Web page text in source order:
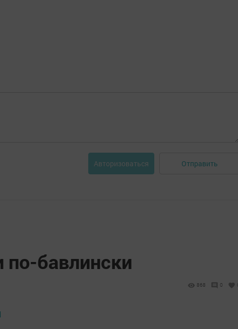
Авторизоваться Отправить
бавлински
868 0